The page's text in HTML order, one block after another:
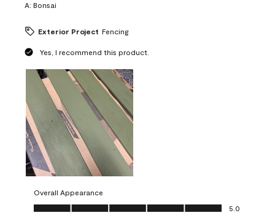
A: Bonsai
Exterior Project Fencing
Yes, I recommend this product.
Overall Appearance
Overall Appearance, 5.0 out of 5
5.0